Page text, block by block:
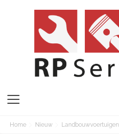
Home Nieuw Landbouwvoertuigen